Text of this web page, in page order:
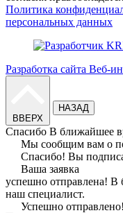
Политика
персональных данных
Разработка сайта Веб-
ВВЕРХ
НАЗАД
Спасибо В ближайшее
Мы сообщим вам о
Спасибо! Вы
Ваша заявка
успешно отправлена! В
наш специалист.
Успешно отправлено!